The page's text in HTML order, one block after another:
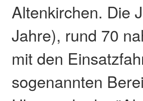
Altenkirchen. Die
Jahre), rund 70
mit den
sogenannten